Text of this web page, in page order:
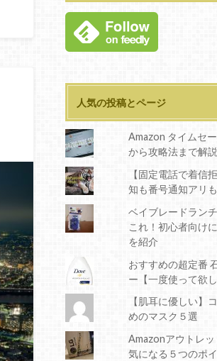
人気の投稿とページ
Amazon タイムセ
から攻略法まで解説
【固定電話で着信
知も番号通知アリ
ベイブレードラン
これ！初心者向け
を紹介
おすすめの超定番
ー【一度使って欲し
【肌耳に優しい】
めのマスク５選
Amazonアウトレ
気になる５つのポ